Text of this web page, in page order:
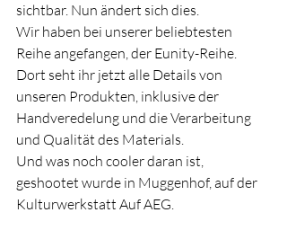
sichtbar. Nun ändert sich dies.
Wir haben bei unserer beliebtesten
Reihe angefangen, der Eunity-Reihe.
Dort seht ihr jetzt alle Details von
unseren Produkten, inklusive der
Handveredelung und die Verarbeitung
und Qualität des Materials.
Und was noch cooler daran ist,
geshootet wurde in Muggenhof, auf der
Kulturwerkstatt Auf AEG.